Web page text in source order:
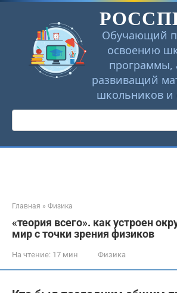
Перейти
Обучающий
освоению
программы,
развиващий
школьников и
Поиск:
Главная » Физика
«теория всего». как устроен
мир с точки зрения физиков
На чтение: 17 мин Физика